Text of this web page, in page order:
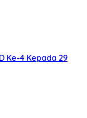
Ke-4 Kepada 29